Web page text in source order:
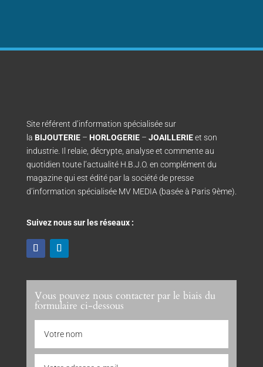
Site référent d’information spécialisée sur
la BIJOUTERIE– HORLOGERIE– JOAILLERIEet son
industrie. Il relaie, décrypte, analyse et commente au
quotidien toute l’actualité H.B.J.O. en complément du
magazine qui est édité par la société de presse
d’information spécialisée MV MEDIA (basée à Paris 9ème).
Suivez nous sur les réseaux :
Vous pouvez nous contacter par le biais du
formulaire ci-dessous